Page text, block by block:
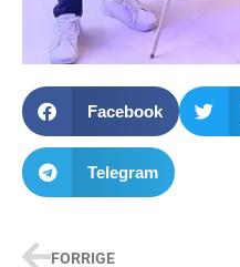
Facebook
Telegram
FORRIGE